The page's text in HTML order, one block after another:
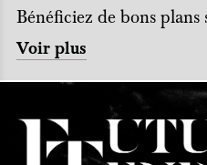
Bénéficiez de bons
Voir plus